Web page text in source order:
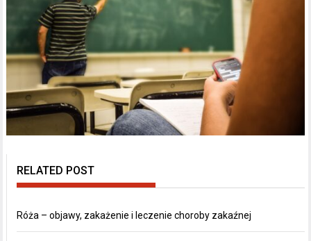
RELATED POST
Róża – objawy, zakażenie i leczenie choroby zakaźnej